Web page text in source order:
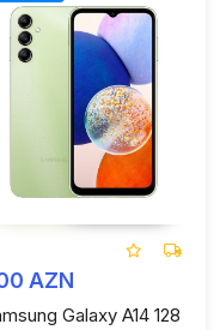
AZN
Galaxy A14 128